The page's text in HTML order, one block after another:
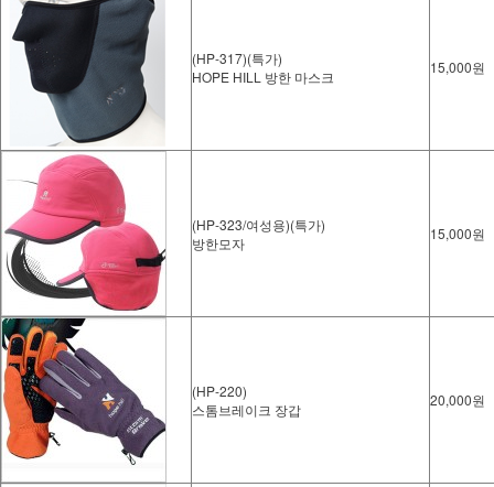
(HP-317)(특가)
HOPE HILL 방한 마스크
15,000원
(HP-323/여성용)(특가)
방한모자
15,000원
(HP-220)
스톰브레이크 장갑
20,000원